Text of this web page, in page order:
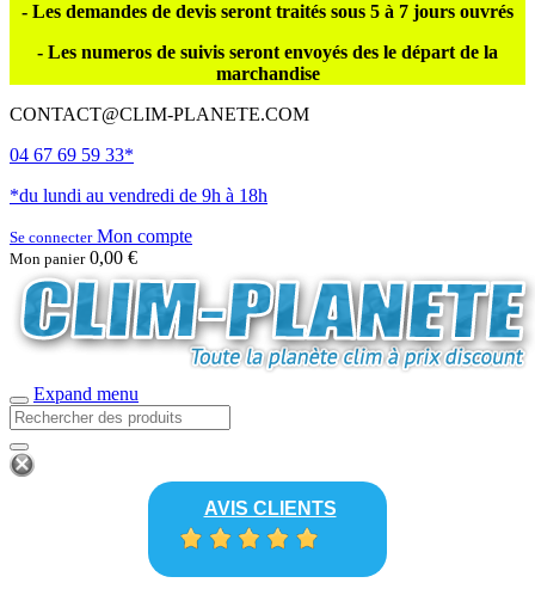
- Les demandes de devis seront traités sous 5 à 7 jours ouvrés
- Les numeros de suivis seront envoyés des le départ de la
marchandise
CONTACT@CLIM-PLANETE.COM
04 67 69 59 33*
*du lundi au vendredi de 9h à 18h
Se connecterMon compte
Mon panier 0,00 €
Expand menu
AVIS CLIENTS